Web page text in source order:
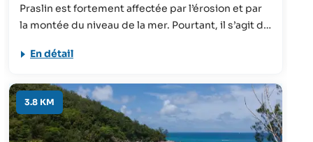
Praslin est fortement affectée par l’érosion et par
la montée du niveau de la mer. Pourtant, il s’agit de
vaut absolument le détour.
En détail
3.8 KM